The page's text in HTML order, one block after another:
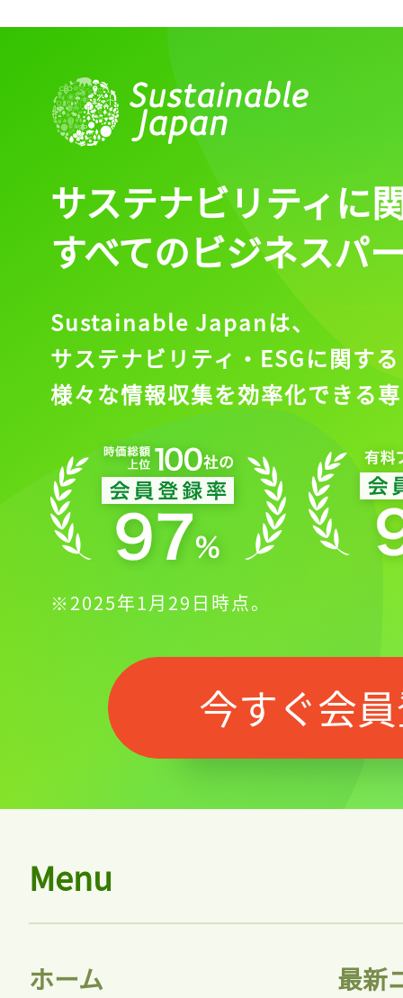
サステナビリティに
すべてのビジネスパ
Sustainable Japanは、
サステナビリティ・ESGに関する
様々な情報収集を効率化できる
※2025年1月29日時点。
今すぐ会
Menu
ホーム 最新